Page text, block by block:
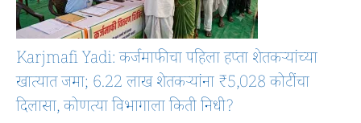
Karjmafi Yadi: कर्जमाफीचा पहिला हप्ता शेतकऱ्यांच्या
खात्यात जमा; 6.22 लाख शेतकऱ्यांना ₹5,028 कोटींचा
दिलासा, कोणत्या विभागाला किती निधी?